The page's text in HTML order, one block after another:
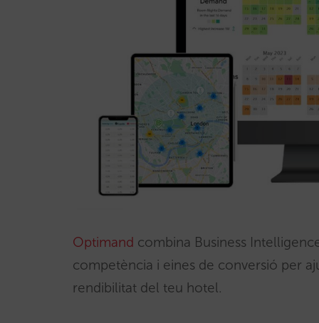
Optimand combina Business
competència i eines de conversió per
rendibilitat del teu hotel.